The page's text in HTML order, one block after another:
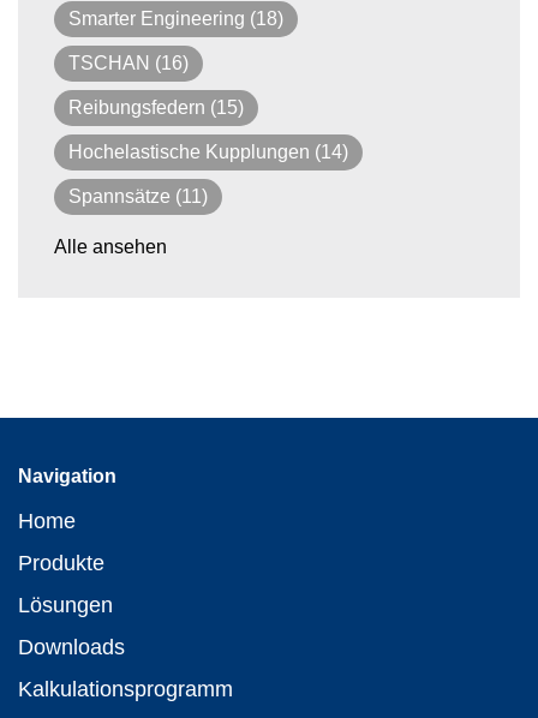
Smarter Engineering (18)
TSCHAN (16)
Reibungsfedern (15)
Hochelastische Kupplungen (14)
Spannsätze (11)
Alle ansehen
Navigation
Home
Produkte
Lösungen
Downloads
Kalkulationsprogramm